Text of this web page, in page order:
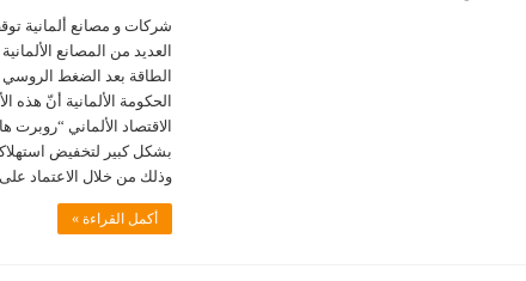
شركات و مصانع ألمانية
العديد من المصانع
الطاقة بعد الضغط
الحكومة الألمانية أنّ هذه
الاقتصاد الألماني “روبرت
بشكل كبير لتخفيض
وذلك من خلال الاعتماد
أكمل القراءة »